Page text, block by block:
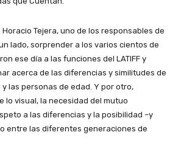
Tejera, uno de los responsables de
lado, sorprender a los varios cientos de
ese día a las funciones del LATIFF y
acerca de las diferencias y similitudes de
las personas de edad. Y por otro,
lo visual, la necesidad del mutuo
a las diferencias y la posibilidad –y
entre las diferentes generaciones de